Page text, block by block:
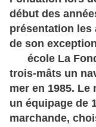
début des
présentation les
de son
école La
trois-mâts un
mer en 1985.
un équipage de
marchande,